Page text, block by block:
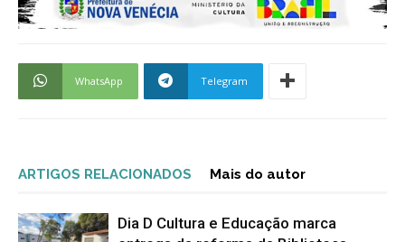
WhatsApp Telegram
ARTIGOS RELACIONADOS Mais do autor
Dia D Cultura e Educação marca